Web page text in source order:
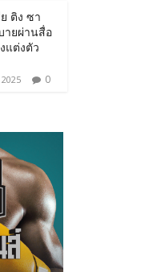
ติง ซา
ายผ่านสื่อ
แต่งตัว
0